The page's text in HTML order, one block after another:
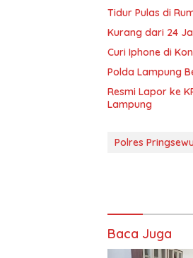
Tidur Pulas di
Kurang dari 24
Curi Iphone di
Polda Lampung
Resmi Lapor ke
Lampung
Polres Pringsewu
Baca Juga